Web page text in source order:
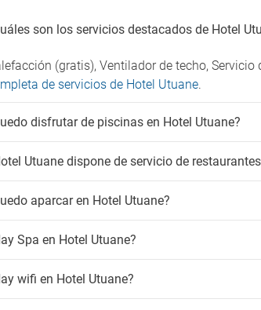
son los servicios destacados de Hotel
(gratis), Ventilador de techo,
de servicios de Hotel Utuane.
disfrutar de piscinas en Hotel Utuane?
Utuane dispone de servicio de
aparcar en Hotel Utuane?
Spa en Hotel Utuane?
wifi en Hotel Utuane?